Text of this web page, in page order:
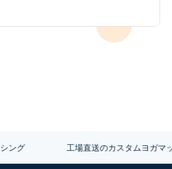
グ 工場直送のカスタムヨガマッ